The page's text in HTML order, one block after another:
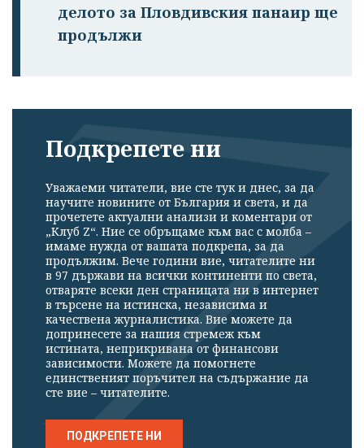
делото за Пловдивския панаир ще
продължи
Подкрепете ни
Уважаеми читатели, вие сте тук и днес, за да
научите новините от България и света, и да
прочетете актуални анализи и коментари от
„Клуб Z“. Ние се обръщаме към вас с молба –
имаме нужда от вашата подкрепа, за да
продължим. Вече години вие, читателите ни
в 97 държави на всички континенти по света,
отваряте всеки ден страницата ни в интернет
в търсене на истинска, независима и
качествена журналистика. Вие можете да
допринесете за нашия стремеж към
истината, неприкривана от финансови
зависимости. Можете да помогнете
единственият поръчител на съдържание да
сте вие – читателите.
ПОДКРЕПЕТЕ НИ